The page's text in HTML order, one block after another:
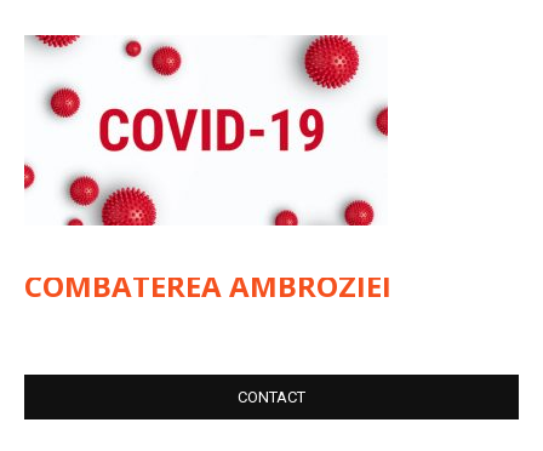
COMBATEREA AMBROZIEI
CONTACT